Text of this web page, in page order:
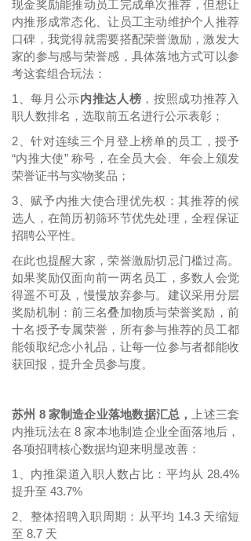
现金奖励能推动员工完成单次推荐，但想让
内推形成常态化、让员工主动维护个人推荐
口碑，我觉得就需要搭配荣誉激励，激发大
家的参与感与荣誉感， 具体落地方式可以参
考这套组合玩法：
1
、每月公示内推达人榜 ，按照成功推荐入
职人数排名，选取前五名进行公示表彰；
2 、针对连续三个月登上榜单的员工，授予
“内推大使” 称号，在全员大会、年会上颁发
荣誉证书与实物奖品；
3
赋予内推大使合理优先权：其推荐的候
选人，在简历初筛环节优先处理，全程保证
招聘公平性。
在此也提醒大家，荣誉激励切忌门槛过高。
如果奖励仅面向前一两名员工，多数人会觉
得遥不可及，慢慢放弃参与。建议采用分层
奖励机制：前三名叠加物质与荣誉奖励，前
十名授予专属荣誉，所有参与推荐的员工都
能领取纪念小礼品，让每一位参与者都能收
获回报，提升全员参与度。
苏州 8 家制造企业落地数据汇总，
上述三套
内推玩法在 8 家本地制造企业全面落地后，
各项招聘核心数据均迎来明显改善：
1
内推渠道入职人数占比：平均从 28.4%
提升至 43.7%
2
整体招聘入职周期：从平均 14.3 天缩短
至 8.7 天